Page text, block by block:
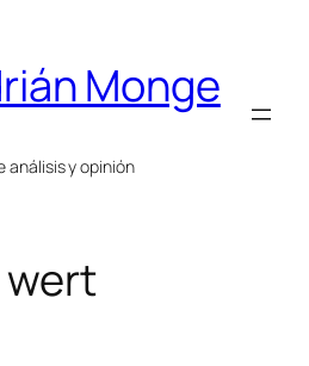
Monge
análisis y opinión
wert